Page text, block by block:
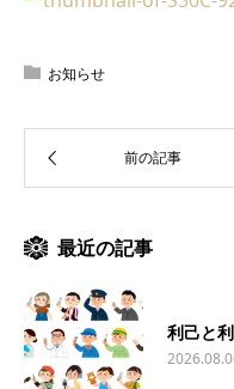
お知らせ
最近の記事
利己と